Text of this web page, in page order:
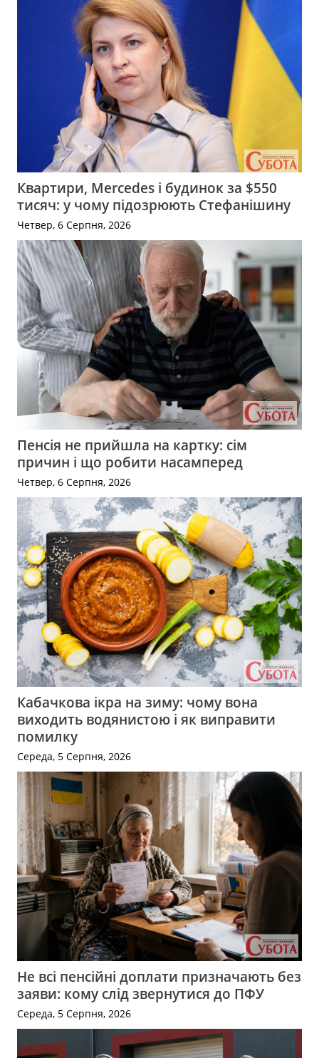
Квартири, Mercedes і будинок за $550
тисяч: у чому підозрюють Стефанішину
Четвер, 6 Серпня, 2026
Пенсія не прийшла на картку: сім
причин і що робити насамперед
Четвер, 6 Серпня, 2026
Кабачкова ікра на зиму: чому вона
виходить водянистою і як виправити
помилку
Середа, 5 Серпня, 2026
Не всі пенсійні доплати призначають без
заяви: кому слід звернутися до ПФУ
Середа, 5 Серпня, 2026